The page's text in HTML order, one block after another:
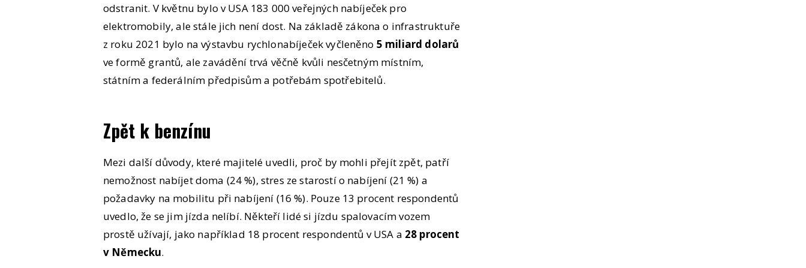
odstranit. V květnu bylo v USA 183 000 veřejných nabíječek pro
elektromobily, ale stále jich není dost. Na základě zákona o infrastruktuře
z roku 2021 bylo na výstavbu rychlonabíječek vyčleněno 5 miliard dolarů
ve formě grantů, ale zavádění trvá věčně kvůli nesčetným místním,
státním a federálním předpisům a potřebám spotřebitelů.
Zpět k benzínu
Mezi další důvody, které majitelé uvedli, proč by mohli přejít zpět, patří
nemožnost nabíjet doma (24 %), stres ze starostí o nabíjení (21 %) a
požadavky na mobilitu při nabíjení (16 %). Pouze 13 procent respondentů
uvedlo, že se jim jízda nelíbí. Někteří lidé si jízdu spalovacím vozem
prostě užívají, jako například 18 procent respondentů v USA a 28 procent
v Německu.